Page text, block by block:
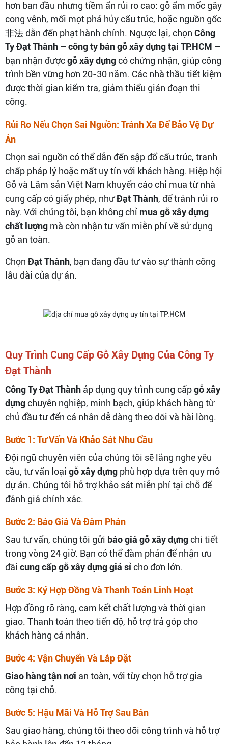
hơn ban đầu nhưng tiềm ẩn rủi ro cao: gỗ ẩm mốc gây
cong vênh, mối mọt phá hủy cấu trúc, hoặc nguồn gốc
非法 dẫn đến phạt hành chính. Ngược lại, chọn Công
Ty Đạt Thành –công ty bán gỗ xây dựng tại TP.HCM –
bạn nhận đượcgỗ xây dựngcó chứng nhận, giúp công
trình bền vững hơn 20-30 năm. Các nhà thầu tiết kiệm
được thời gian kiểm tra, giảm thiểu gián đoạn thi
công.
Rủi Ro Nếu Chọn Sai Nguồn: Tránh Xa Để Bảo Vệ Dự
Án
Chọn sai nguồn có thể dẫn đến sập đổ cấu trúc, tranh
chấp pháp lý hoặc mất uy tín với khách hàng. Hiệp hội
Gỗ và Lâm sản Việt Nam khuyến cáo chỉ mua từ nhà
cung cấp có giấy phép, nhưĐạt Thành, để tránh rủi ro
này. Với chúng tôi, bạn không chỉ mua gỗ xây dựng
chất lượng mà còn nhận tư vấn miễn phí về sử dụng
gỗ an toàn.
Chọn Đạt Thành, bạn đang đầu tư vào sự thành công
lâu dài của dự án.
Quy Trình Cung Cấp Gỗ Xây Dựng Của Công Ty
Đạt Thành
Công Ty Đạt Thành áp dụng quy trình cung cấpgỗ xây
dựngchuyên nghiệp, minh bạch, giúp khách hàng từ
chủ đầu tư đến cá nhân dễ dàng theo dõi và hài lòng.
Bước 1: Tư Vấn Và Khảo Sát Nhu Cầu
Đội ngũ chuyên viên của chúng tôi sẽ lắng nghe yêu
cầu, tư vấn loại gỗ xây dựng phù hợp dựa trên quy mô
dự án. Chúng tôi hỗ trợ khảo sát miễn phí tại chỗ để
đánh giá chính xác.
Bước 2: Báo Giá Và Đàm Phán
Sau tư vấn, chúng tôi gửi báo giá gỗ xây dựngchi tiết
trong vòng 24 giờ. Bạn có thể đàm phán để nhận ưu
đãi cung cấp gỗ xây dựng giá sỉcho đơn lớn.
Bước 3: Ký Hợp Đồng Và Thanh Toán Linh Hoạt
Hợp đồng rõ ràng, cam kết chất lượng và thời gian
giao. Thanh toán theo tiến độ, hỗ trợ trả góp cho
khách hàng cá nhân.
Bước 4: Vận Chuyển Và Lắp Đặt
Giao hàng tận nơi an toàn, với tùy chọn hỗ trợ gia
công tại chỗ.
Bước 5: Hậu Mãi Và Hỗ Trợ Sau Bán
Sau giao hàng, chúng tôi theo dõi công trình và hỗ trợ